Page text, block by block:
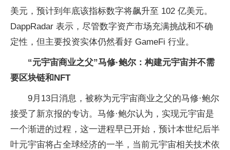
美元，预计到年底该指标数字将飙升至 102 亿美元。
DappRadar 表示，尽管数字资产市场充满挑战和不确
定性，但主要投资实体仍然看好 GameFi 行业。
“元宇宙商业之父”马修·鲍尔：构建元宇宙并不需
要区块链和NFT
9月13日消息，被称为元宇宙商业之父的马修·鲍尔
接受了新京报的专访。马修·鲍尔认为，实现元宇宙是
一个渐进的过程，这一进程早已开始，预计本世纪后半
叶元宇宙将占全球经济的一半，当前元宇宙相关技术依